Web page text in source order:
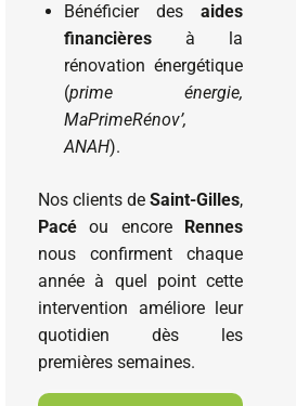
Bénéficier desaides
financières à la
rénovation énergétique
(prime énergie,
MaPrimeRénov’,
ANAH).
Nos clients deSaint-Gilles,
Pacé ou encore Rennes
nous confirment chaque
année à quel point cette
intervention améliore leur
quotidien dès les
premières semaines.